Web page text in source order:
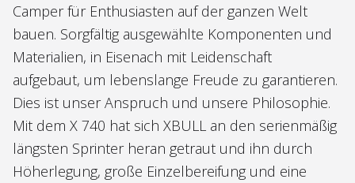
Camper für Enthusiasten auf der ganzen Welt
bauen. Sorgfältig ausgewählte Komponenten und
Materialien, in Eisenach mit Leidenschaft
aufgebaut, um lebenslange Freude zu garantieren.
Dies ist unser Anspruch und unsere Philosophie.
Mit dem X 740 hat sich XBULL an den serienmäßig
längsten Sprinter heran getraut und ihn durch
Höherlegung, große Einzelbereifung und eine